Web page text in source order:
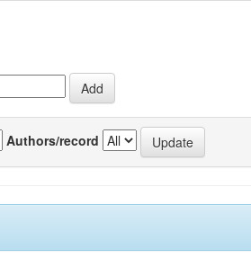
Authors/record